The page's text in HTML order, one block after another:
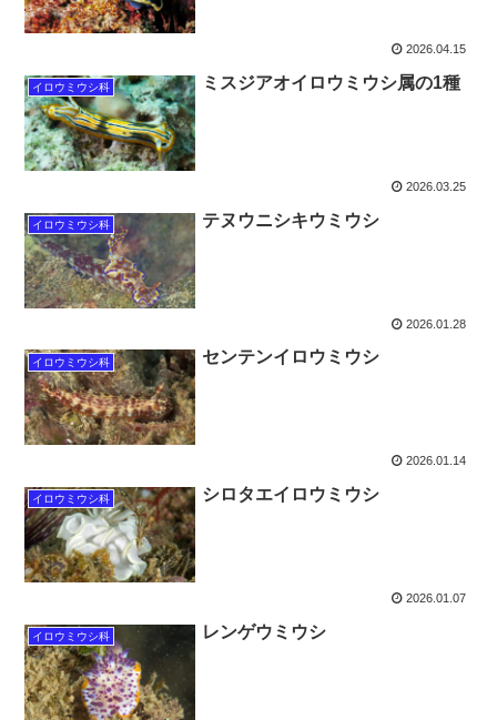
2026.04.15
イロウミウシ科 ミスジアオイロウミウシ属の1種
2026.03.25
イロウミウシ科 テヌウニシキウミウシ
2026.01.28
イロウミウシ科 センテンイロウミウシ
2026.01.14
イロウミウシ科 シロタエイロウミウシ
2026.01.07
イロウミウシ科 レンゲウミウシ